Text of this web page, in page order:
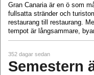
Gran Canaria är en ö som
fullsatta stränder och
restaurang till restaurang.
tempot är långsammare,
352 dagar sedan
Semestern